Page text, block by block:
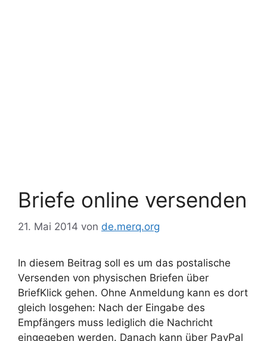
Briefe online versenden
21. Mai 2014 von de.merq.org
In diesem Beitrag soll es um das postalische
Versenden von physischen Briefen über
BriefKlick gehen. Ohne Anmeldung kann es dort
gleich losgehen: Nach der Eingabe des
Empfängers muss lediglich die Nachricht
eingegeben werden. Danach kann über PayPal